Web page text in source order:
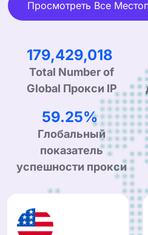
Просмотреть Все
302,505,571
Total Number of
Global Прокси IP
99.90%
Глобальный
показатель
успешности прокси